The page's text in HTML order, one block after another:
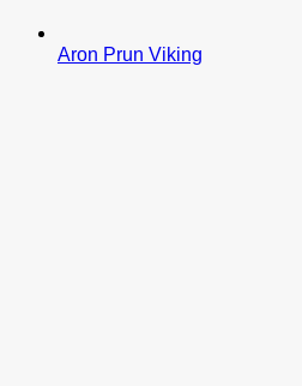
Aron Prun Viking